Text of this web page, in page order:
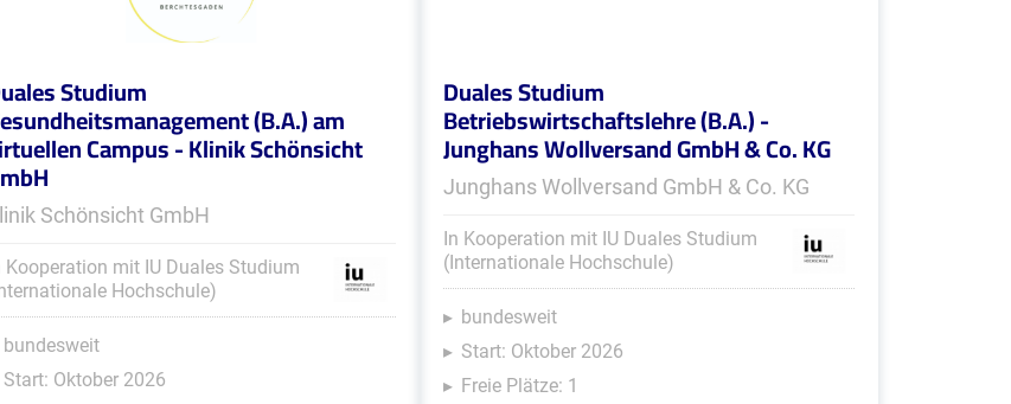
Studium
(B.A.) am
Campus - Klinik Schönsicht
Schönsicht GmbH
Kooperation mit IU Duales Studium
Hochschule)
bundesweit
Start: Oktober 2026
Duales Studium
Betriebswirtschaftslehre (B.A.) -
Junghans Wollversand GmbH & Co. KG
Junghans Wollversand GmbH & Co. KG
In Kooperation mit IU Duales Studium
(Internationale Hochschule)
bundesweit
Start: Oktober 2026
Freie Plätze: 1